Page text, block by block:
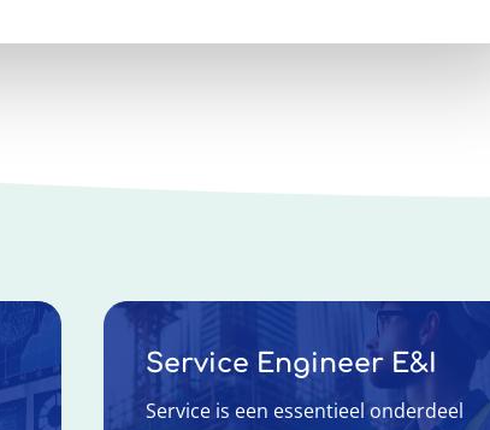
Service Engineer E&I
Service is een essentieel onderdeel